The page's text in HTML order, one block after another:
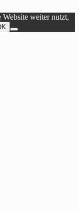
Website weiter nutzt,